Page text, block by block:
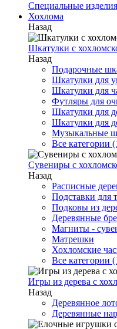
Специальные изделия
Хохлома
Назад
Шкатулки с
Назад
Подарочные
Шкатулки для
Шкатулки для
Футляры для
Шкатулки для
Шкатулки для
Музыкальные
Все категории
Сувениры с
Назад
Расписные
Подставки для
Подковы из
Деревянные
Магниты -
Матрешки
Хохломские
Все категории
Игры из дерева с
Назад
Деревянное
Деревянные